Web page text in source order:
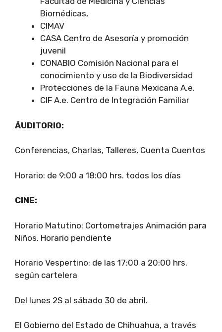
Biornédicas,
CIMAV
CASA Centro de Asesoría y promoción
juvenil
CONABIO Comisión Nacional para el
conocimiento y uso de la Biodiversidad
Protecciones de la Fauna Mexicana A.e.
CIF A.e. Centro de Integración Familiar
ÁUDITORIO:
Conferencias, Charlas, Talleres, Cuenta Cuentos
Horario: de 9:00 a 18:00 hrs. todos los días
CINE:
Horario Matutino: Cortometrajes Animación para
Niños. Horario pendiente
Horario Vespertino: de las 17:00 a 20:00 hrs.
según cartelera
Del lunes 2S al sábado 30 de abril.
El Gobierno del Estado de Chihuahua, a través